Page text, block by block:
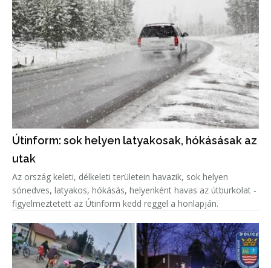
Útinform: sok helyen latyakosak, hókásásak az
utak
Az ország keleti, délkeleti területein havazik, sok helyen
sónedves, latyakos, hókásás, helyenként havas az útburkolat -
figyelmeztetett az Útinform kedd reggel a honlapján.